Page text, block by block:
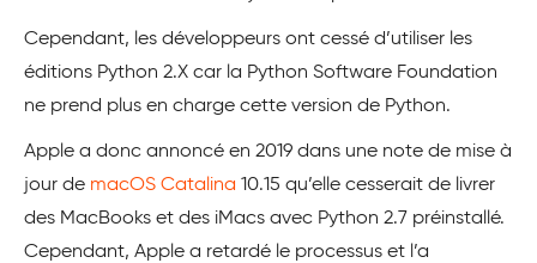
Cependant, les développeurs ont cessé d’utiliser les
éditions Python 2.X car la Python Software Foundation
ne prend plus en charge cette version de Python.
Apple a donc annoncé en 2019 dans une note de mise à
jour de macOS Catalina 10.15 qu’elle cesserait de livrer
des MacBooks et des iMacs avec Python 2.7 préinstallé.
Cependant, Apple a retardé le processus et l’a